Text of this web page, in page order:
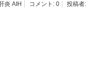
炎 AIH コメント: 0
投稿者: